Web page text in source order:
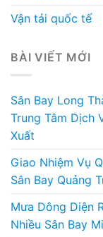
Vận tải quốc tế
BÀI VIẾT MỚI
Sân Bay Long
Trung Tâm Dịch
Xuất
Giao Nhiệm Vụ
Sân Bay Quảng
Mưa Dông Diện
Nhiều Sân Bay